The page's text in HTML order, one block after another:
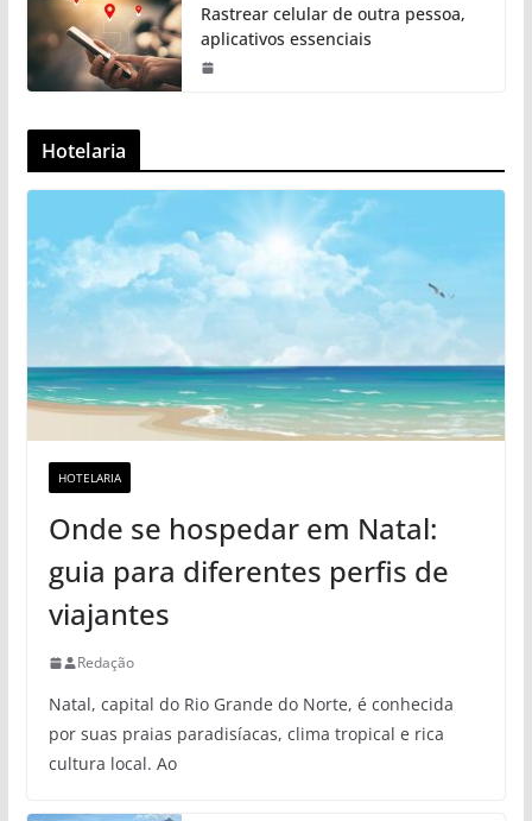
Rastrear celular de outra pessoa,
aplicativos essenciais
Hotelaria
HOTELARIA
Onde se hospedar em Natal:
guia para diferentes perfis de
viajantes
Redação
Natal, capital do Rio Grande do Norte, é conhecida
por suas praias paradisíacas, clima tropical e rica
cultura local. Ao